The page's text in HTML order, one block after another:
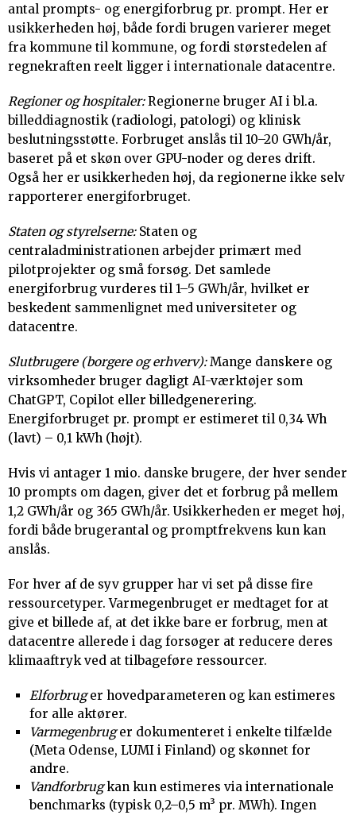
antal prompts- og energiforbrug pr. prompt. Her er
usikkerheden høj, både fordi brugen varierer meget
fra kommune til kommune, og fordi størstedelen af
regnekraften reelt ligger i internationale datacentre.
Regioner og hospitaler:Regionerne bruger AI i bl.a.
billeddiagnostik (radiologi, patologi) og klinisk
beslutningsstøtte. Forbruget anslås til 10–20 GWh/år,
baseret på et skøn over GPU-noder og deres drift.
Også her er usikkerheden høj, da regionerne ikke selv
rapporterer energiforbruget.
Staten og styrelserne: Staten og
centraladministrationen arbejder primært med
pilotprojekter og små forsøg. Det samlede
energiforbrug vurderes til 1–5 GWh/år, hvilket er
beskedent sammenlignet med universiteter og
datacentre.
Slutbrugere (borgere og erhverv):Mange danskere og
virksomheder bruger dagligt AI-værktøjer som
ChatGPT, Copilot eller billedgenerering.
Energiforbruget pr. prompt er estimeret til 0,34 Wh
(lavt) – 0,1 kWh (højt).
Hvis vi antager 1 mio. danske brugere, der hver sender
10 prompts om dagen, giver det et forbrug på mellem
1,2 GWh/år og 365 GWh/år. Usikkerheden er meget høj,
fordi både brugerantal og promptfrekvens kun kan
anslås.
For hver af de syv grupper har vi set på disse fire
ressourcetyper. Varmegenbruget er medtaget for at
give et billede af, at det ikke bare er forbrug, men at
datacentre allerede i dag forsøger at reducere deres
klimaaftryk ved at tilbageføre ressourcer.
Elforbruger hovedparameteren og kan estimeres
for alle aktører.
Varmegenbruger dokumenteret i enkelte tilfælde
(Meta Odense, LUMI i Finland) og skønnet for
andre.
Vandforbrugkan kun estimeres via internationale
benchmarks (typisk 0,2–0,5 m³ pr. MWh). Ingen